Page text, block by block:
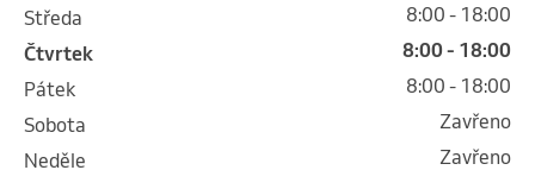
středa
8:00 - 18:00
čtvrtek
8:00 - 18:00
pátek
8:00 - 18:00
sobota
Zavřeno
neděle
Zavřeno